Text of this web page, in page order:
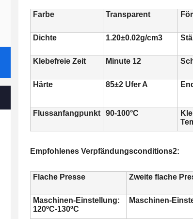
Farbe Transparent
Dichte 1.20±0.02g/cm3
Klebefreie Zeit Minute 12
Härte
85±2 Ufer A
Flussanfangpunkt
90-100°C
Empfohlenes Verpfändungsconditions2:
Flache Presse Zweite flache
Maschinen-Einstellung:
120ºC-130ºC
Maschinen-